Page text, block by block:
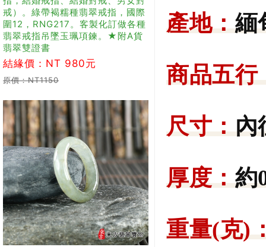
戒）。綠帶褐糯種翡翠戒指，國際
圍12，RNG217。客製化訂做各種
翡翠戒指吊墜玉珮項鍊。★附A貨
翡翠雙證書
結緣價：NT 980元
原價：NT1150
產地： 緬
商品五行
尺寸： 內
厚度： 約
重量(克)